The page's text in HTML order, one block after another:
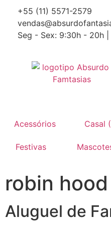
+55 (11) 5571-2579
Seg - Sex: 9:30h - 20h |
Acessórios Casal
Festivas
robin
Aluguel de